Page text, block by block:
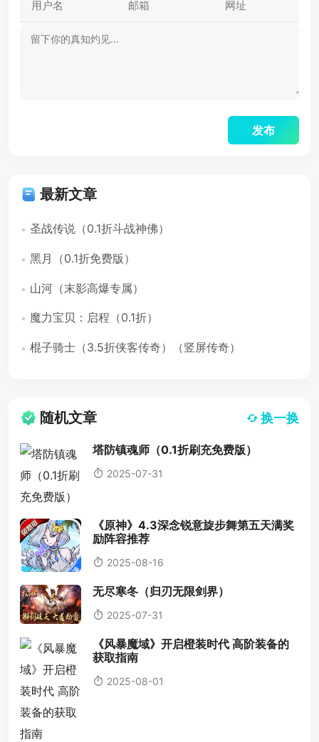
最新文章
圣战传说（0.1折斗战神佛）
黑月（0.1折免费版）
山河（末影高爆专属）
魔力宝贝：启程（0.1折）
棍子骑士（3.5折侠客传奇）（竖屏传奇）
随机文章 换一换
塔防镇魂师（0.1折刷充免费版）
2025-07-31
《原神》4.3深念锐意旋步舞第五天满奖
励阵容推荐
2025-08-16
无尽寒冬（归刃无限剑界）
2025-07-31
《风暴魔域》开启橙装时代 高阶装备的
获取指南
2025-08-01